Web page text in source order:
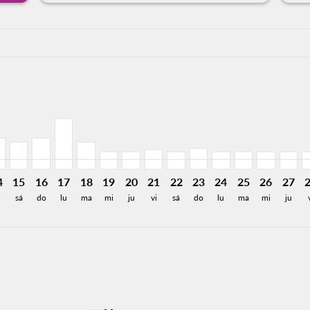
15
sá
16
do
17
lu
18
ma
19
mi
20
ju
21
vi
22
sá
23
do
DGO–TIJ, 24/08/
24
lu
DGO–TIJ, 25/
25
ma
26
mi
27
ju